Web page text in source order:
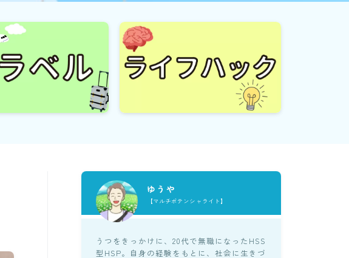
ゆうや
【マルチポテンシャライト】
うつをきっかけに、20代で無職になったHSS
型HSP。自身の経験をもとに、社会に生きづ